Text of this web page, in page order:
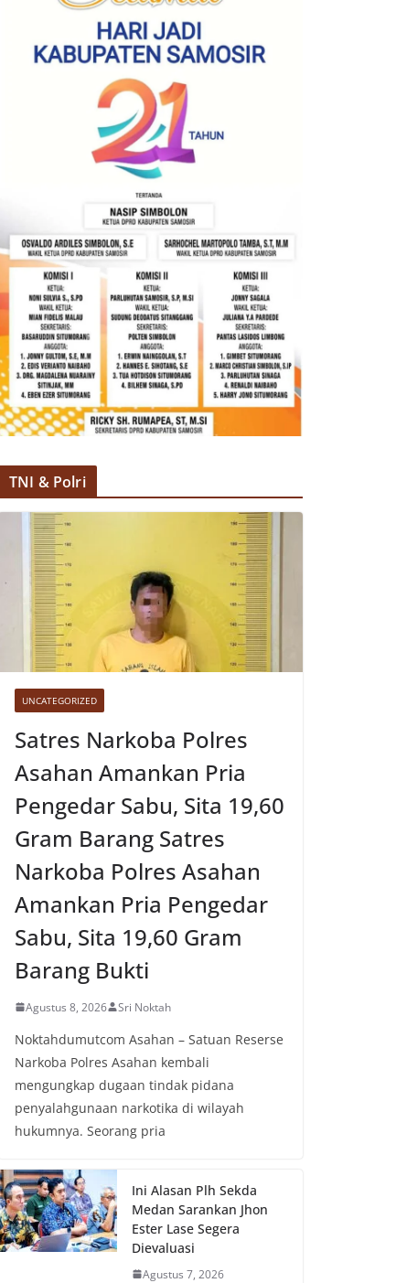
TNI & Polri
UNCATEGORIZED
Satres Narkoba Polres
Asahan Amankan Pria
Pengedar Sabu, Sita 19,60
Gram Barang Satres
Narkoba Polres Asahan
Amankan Pria Pengedar
Sabu, Sita 19,60 Gram
Barang Bukti
Agustus 8, 2026 Sri Noktah
Noktahdumutcom Asahan – Satuan Reserse
Narkoba Polres Asahan kembali
mengungkap dugaan tindak pidana
penyalahgunaan narkotika di wilayah
hukumnya. Seorang pria
Ini Alasan Plh Sekda
Medan Sarankan Jhon
Ester Lase Segera
Dievaluasi
Agustus 7, 2026